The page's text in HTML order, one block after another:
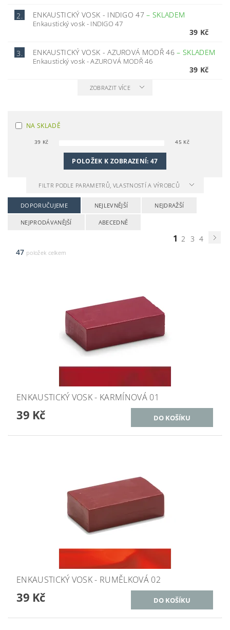
2. ENKAUSTICKÝ VOSK - INDIGO 47–SKLADEM
Enkaustický vosk - INDIGO 47
39 Kč
3. ENKAUSTICKÝ VOSK - AZUROVÁ MODŘ 46– SKLADEM
Enkaustický vosk - AZUROVÁ MODŘ 46
39 Kč
ZOBRAZIT VÍCE
NA SKLADĚ
39 Kč 45 Kč
POLOŽEK K ZOBRAZENÍ:47
FILTR PODLE PARAMETRŮ, VLASTNOSTÍ A VÝROBCŮ
DOPORUČUJEME NEJLEVNĚJŠÍ NEJDRAŽŠÍ
NEJPRODÁVANĚJŠÍ ABECEDNĚ
1 2 3 4
47 položek celkem
ENKAUSTICKÝ VOSK - KARMÍNOVÁ 01
39 Kč
ENKAUSTICKÝ VOSK - RUMĚLKOVÁ 02
39 Kč